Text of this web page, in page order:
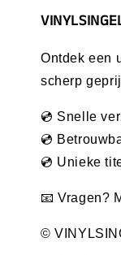
Ontdek een
scherp
💿 Snelle
💿
💿 Unieke
📧 Vragen?
©